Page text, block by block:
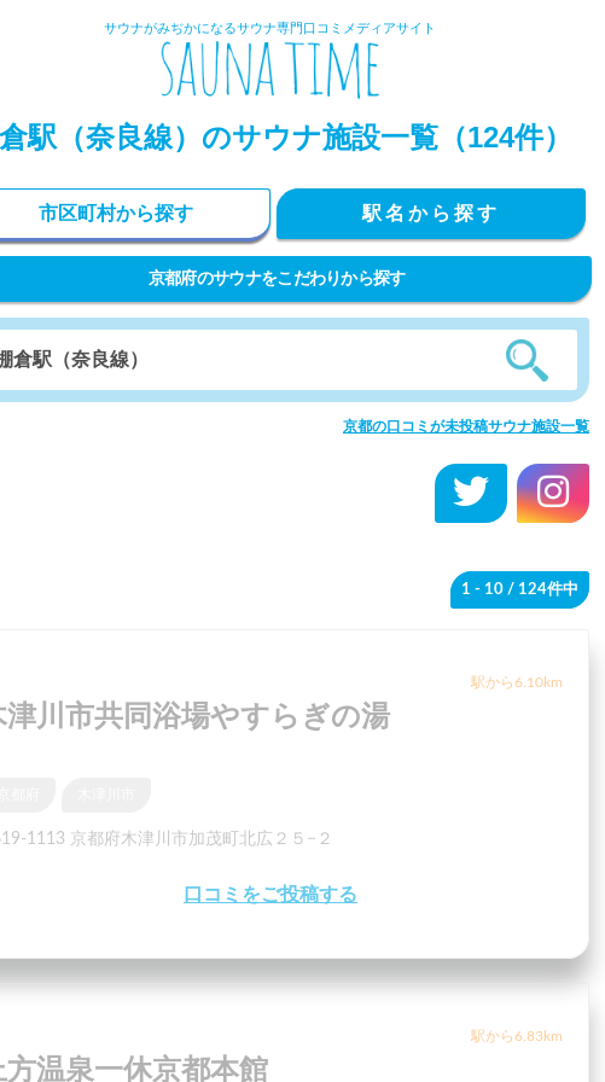
サウナがみぢかになるサウナ専門口コミメディアサイト
駅（奈良線）のサウナ施設一覧（124件）
市区町村から探す 駅名から探す
京都府のサウナをこだわりから探す
京都の口コミが未投稿サウナ施設一覧
1 - 10 / 124件中
駅から6.10km
津川市共同浴場やすらぎの湯
1113 京都府木津川市加茂町北広２５−２
口コミをご投稿する
駅から6.83km
方温泉一休京都本館